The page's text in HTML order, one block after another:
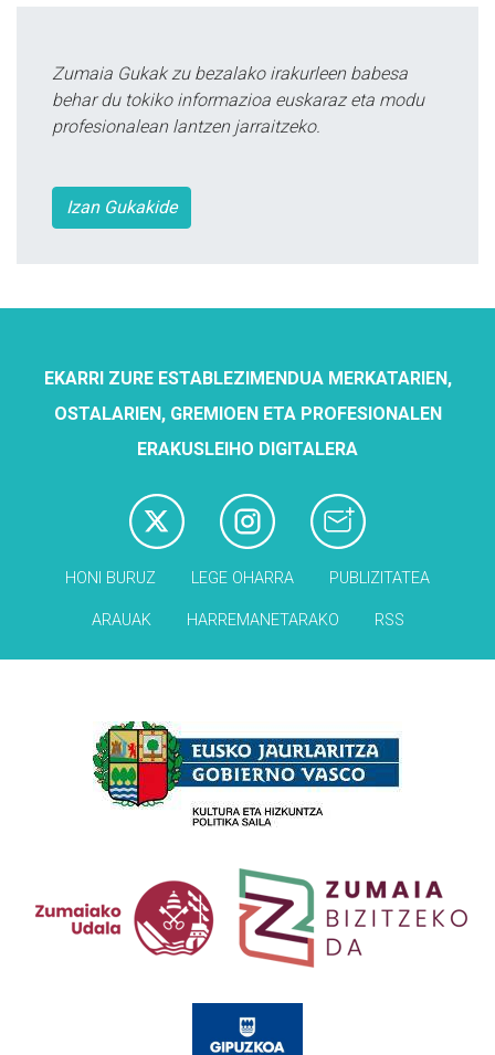
Zumaia Gukak zu bezalako irakurleen babesa
behar du tokiko informazioa euskaraz eta modu
profesionalean lantzen jarraitzeko.
Izan Gukakide
EKARRI ZURE ESTABLEZIMENDUA MERKATARIEN,
OSTALARIEN, GREMIOEN ETA PROFESIONALEN
ERAKUSLEIHO DIGITALERA
HONI BURUZ LEGE OHARRA PUBLIZITATEA
ARAUAK HARREMANETARAKO RSS